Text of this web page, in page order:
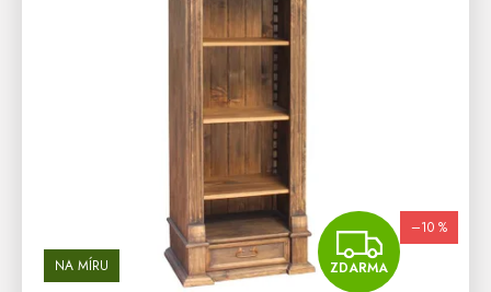
NA MÍRU ZDARMA
–10 %